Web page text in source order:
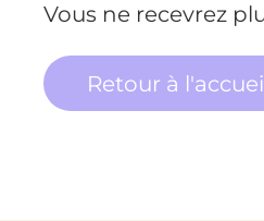
Vous ne recevrez
Retour à